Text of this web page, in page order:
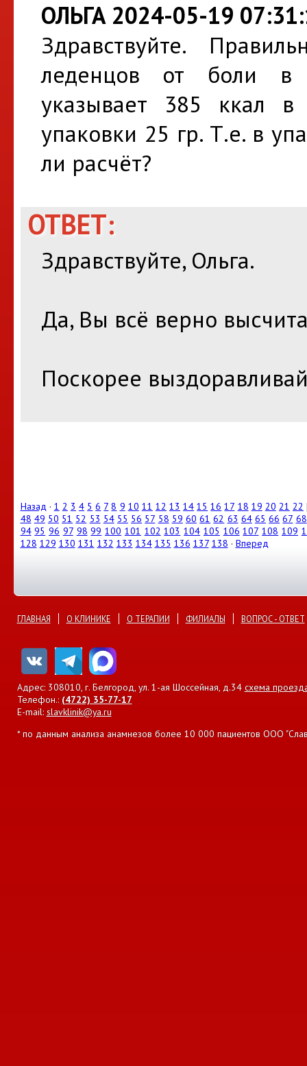
ОЛЬГА 2024-05-19
Здравствуйте.
леденцов от боли в
указывает 385 ккал
упаковки 25 гр. Т.е. в
ли расчёт?
ОТВЕТ:
Здравствуйте, Ольга.
Да, Вы всё верно
Поскорее
Назад · 1 2 3 4 5 6 7 8 9 10 11 12 13 14 15 16 17 18 19 20 21 22
48 49 50 51 52 53 54 55 56 57 58 59 60 61 62 63 64 65 66 67 68
94 95 96 97 98 99 100 101 102 103 104 105 106 107 108 109
128 129 130 131 132 133 134 135 136 137 138 · Вперед
ГЛАВНАЯ О КЛИНИКЕ О ТЕРАПИИ ФИЛИАЛЫ ВОПРОС - ОТВЕТ
Адрес: 308010, г. Белгород, ул. 1-ая Шоссейная, д.34 схема
Телефон.: (4722) 35-77-17
E-mail: slavklinik@ya.ru
* по данным анализа анамнезов более 10 000 пациентов ООО